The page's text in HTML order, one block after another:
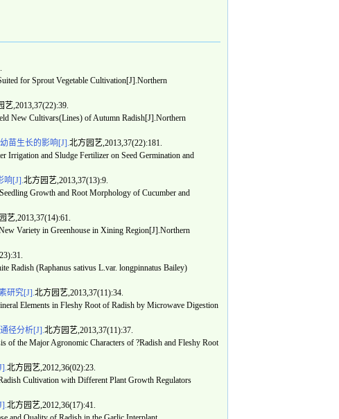
for Sprout Vegetable Cultivation[J].Northern
艺,2013,37(22):39.
New Cultivars(Lines) of Autumn Radish[J].Northern
苗生长的影响[J].北方园艺,2013,37(22):181.
and Sludge Fertilizer on Seed Germination and
响[J].北方园艺,2013,37(13):9.
Growth and Root Morphology of Cucumber and
艺,2013,37(14):61.
Variety in Greenhouse in Xining Region[J].Northern
(Raphanus sativus L.var. longpinnatus Bailey)
研究[J].北方园艺,2013,37(11):34.
Elements in Fleshy Root of Radish by Microwave Digestion
径分析[J].北方园艺,2013,37(11):37.
the Major Agronomic Characters of ?Radish and Fleshy Root
北方园艺,2012,36(02):23.
Cultivation with Different Plant Growth Regulators
北方园艺,2012,36(17):41.